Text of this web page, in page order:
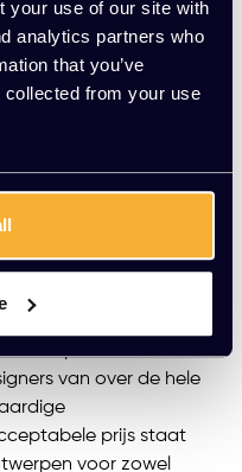
your use of our site with
analytics partners who
that you’ve
collected from your use
is om toegang te
op het
van over de hele
prijs staat
voor zowel